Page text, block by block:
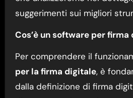
suggerimenti sui migliori
Cos’è un software per
Per comprendere il
per la firma digitale, è
dalla definizione di firma